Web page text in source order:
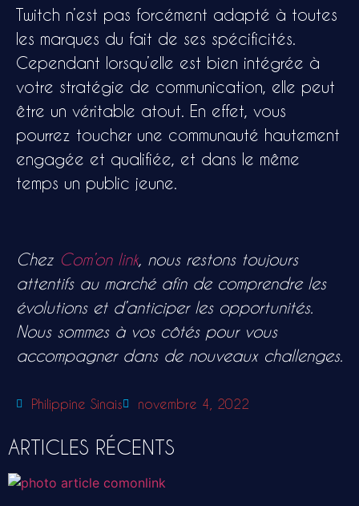
Twitch n’est pas forcément adapté à toutes
les marques du fait de ses spécificités.
Cependant lorsqu’elle est bien intégrée à
votre stratégie de communication, elle peut
être un véritable atout. En effet, vous
pourrez toucher une communauté hautement
engagée et qualifiée, et dans le même
temps un public jeune.
Chez Com’on link, nous restons toujours
attentifs au marché afin de comprendre les
évolutions et d’anticiper les opportunités.
Nous sommes à vos côtés pour vous
accompagner dans de nouveaux challenges.
Philippine Sinais novembre 4, 2022
ARTICLES RÉCENTS